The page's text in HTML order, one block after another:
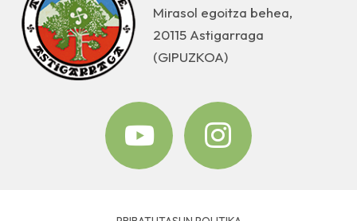
Mirasol egoitza behea,
20115 Astigarraga
(GIPUZKOA)